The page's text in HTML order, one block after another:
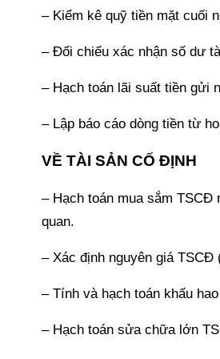
– Kiểm kê quỹ tiền mặt cuối
– Đối chiếu xác nhận số dư
– Hạch toán lãi suất tiền gửi
– Lập báo cáo dòng tiền từ
VỀ TÀI SẢN CỐ ĐỊNH
– Hạch toán mua sắm TSCĐ
quan.
– Xác định nguyên giá
– Tính và hạch toán khấu
– Hạch toán sửa chữa lớn